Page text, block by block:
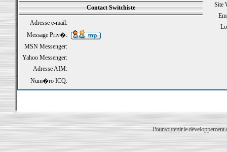
Site
Contact Switchiste
Adresse e-mail:
Message Priv�:
MSN Messenger:
Yahoo Messenger:
Adresse AIM:
Num�ro ICQ:
Pour soutenir le développement